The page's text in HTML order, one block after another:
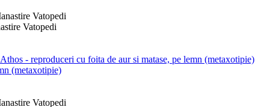
Vatopedi
- reproduceri cu foita de aur si matase, pe lemn (metaxotipie)
(metaxotipie)